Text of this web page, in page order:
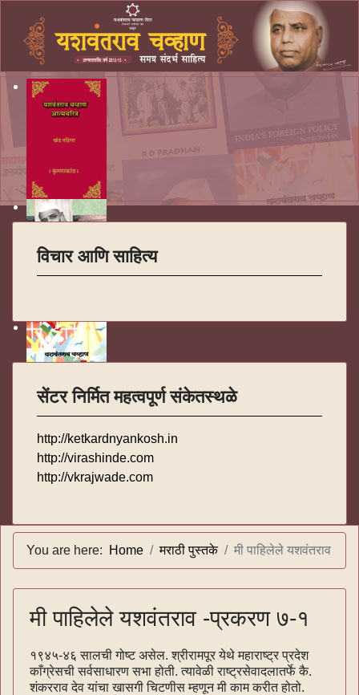
विचार आणि साहित्य
सेंटर निर्मित महत्वपूर्ण संकेतस्थळे
http://ketkardnyankosh.in
http://virashinde.com
http://vkrajwade.com
You are here: Home मराठी पुस्तके मी पाहिलेले यशवंतराव
मी पाहिलेले यशवंतराव -प्रकरण ७-१
१९४५-४६ सालची गोष्ट असेल. श्रीरामपूर येथे महाराष्ट्र प्रदेश
काँग्रेसची सर्वसाधारण सभा होती. त्यावेळी राष्ट्रसेवादलातर्फे कै.
शंकरराव देव यांचा खासगी चिटणीस म्हणून मी काम करीत होतो.